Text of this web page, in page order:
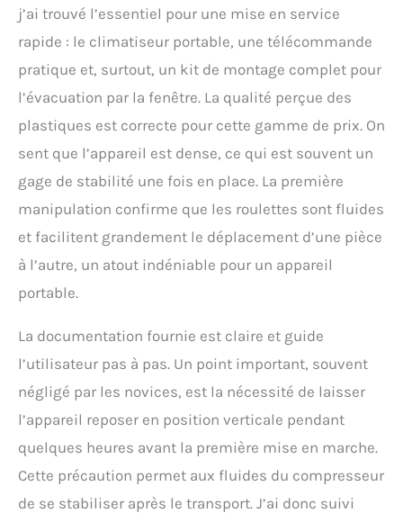
j’ai trouvé l’essentiel pour une mise en service
rapide : le climatiseur portable, une télécommande
pratique et, surtout, un kit de montage complet pour
l’évacuation par la fenêtre. La qualité perçue des
plastiques est correcte pour cette gamme de prix. On
sent que l’appareil est dense, ce qui est souvent un
gage de stabilité une fois en place. La première
manipulation confirme que les roulettes sont fluides
et facilitent grandement le déplacement d’une pièce
à l’autre, un atout indéniable pour un appareil
portable.
La documentation fournie est claire et guide
l’utilisateur pas à pas. Un point important, souvent
négligé par les novices, est la nécessité de laisser
l’appareil reposer en position verticale pendant
quelques heures avant la première mise en marche.
Cette précaution permet aux fluides du compresseur
de se stabiliser après le transport. J’ai donc suivi